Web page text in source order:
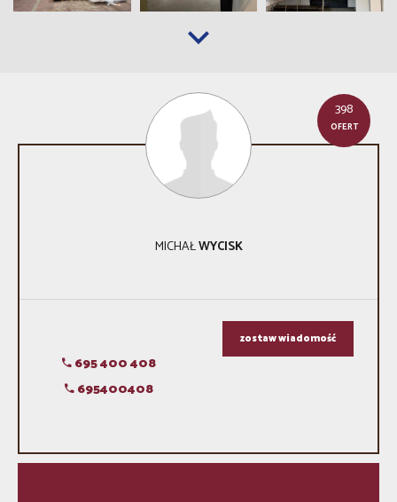
398
OFERT
MICHAŁWYCISK
695 400 408
695400408
zostaw wiadomość